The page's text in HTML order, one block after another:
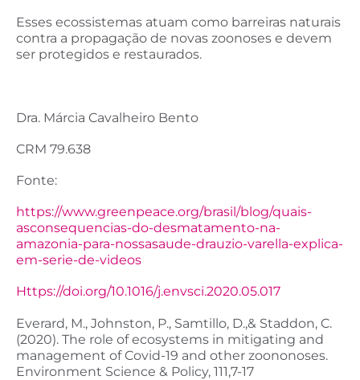
Esses ecossistemas atuam como barreiras naturais
contra a propagação de novas zoonoses e devem
ser protegidos e restaurados.
Dra. Márcia Cavalheiro Bento
CRM 79.638
Fonte:
https://www.greenpeace.org/brasil/blog/quais-
asconsequencias-do-desmatamento-na-
amazonia-para-nossasaude-drauzio-varella-explica-
em-serie-de-videos
Https://doi.org/10.1016/j.envsci.2020.05.017
Everard, M., Johnston, P., Samtillo, D.,& Staddon, C.
(2020). The role of ecosystems in mitigating and
management of Covid-19 and other zoononoses.
Environment Science & Policy, 111,7-17